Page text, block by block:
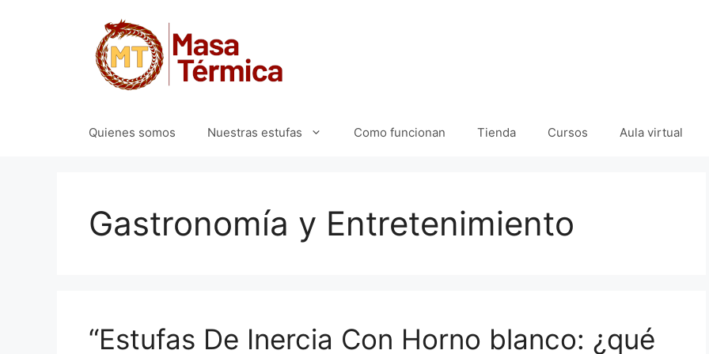
Quienes somos Nuestras estufas Como funcionan Tienda Cursos Aula virtual
Gastronomía y Entretenimiento
“Estufas De Inercia Con Horno blanco: ¿qué